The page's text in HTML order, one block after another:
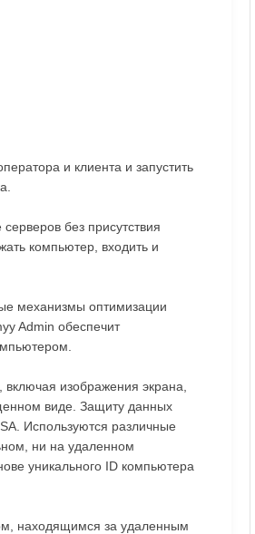
и клиента и запустить
без присутствия
компьютер, входить и
механизмы оптимизации
Admin обеспечит
изображения экрана,
виде. Защиту данных
Используются различные
ни на удаленном
уникального ID компьютера
находящимся за удаленным